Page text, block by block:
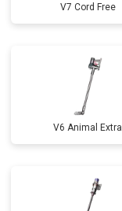
V7 Cord Free
V6 Animal Extra